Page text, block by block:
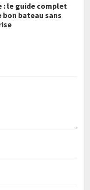
: le guide complet
bateau sans